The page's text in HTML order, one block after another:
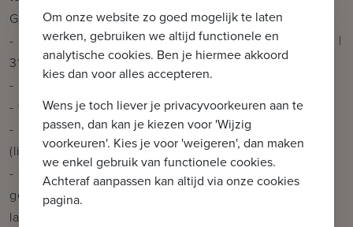
Gaggenau
- 2 ruime terrassen - resp. 84m² middag-avond terras |
31m² ochtendterras
- nachthal met apart toilet en ingemaakte kasten
- wasplaats (ingebouwd in de kastwand)
- master bedroom (15m²) met ensuite badkamer
(ligbad, douche en lavabomeubel) | met zonwering
- slaapkamer 2 (19m²) met dressing en bureau
gedeelte en eigen badkamer (douche, hangtoilet en
lavabo)
Om onze website zo goed mogelijk te laten
werken, gebruiken we altijd functionele en
analytische cookies. Ben je hiermee akkoord
kies dan voor alles accepteren.
Wens je toch liever je privacyvoorkeuren aan te
passen, dan kan je kiezen voor 'Wijzig
voorkeuren'. Kies je voor 'weigeren', dan maken
we enkel gebruik van functionele cookies.
Achteraf aanpassen kan altijd via onze cookies
pagina.